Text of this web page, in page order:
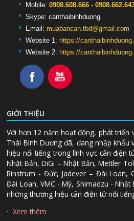
Mobile: 0908.608.666 -
Skype:canthaibinhduong
Email:muabancan.tbd@gmail.com
Website 1: https://
Website 2: https://
GIỚI THIỆU
Với hơn 12 năm hoạt động, phát triển
Thái Bình Dương đã, đang nhập khẩu
hiệu nổi tiếng trong lĩnh vực cân điện
Nhật Bản, DiGi – Nhật Bản, Mettler
Rinstrum - Đức, Jadever – Đài Loan,
Đài Loan, VMC - Mỹ, Shimadzu -
những thương hiệu cân điện tử nổi
Xem thêm